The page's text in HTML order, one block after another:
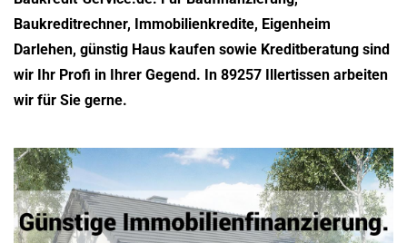
Baukreditrechner, Immobilienkredite, Eigenheim
Darlehen, günstig Haus kaufen sowie Kreditberatung sind
wir Ihr Profi in Ihrer Gegend. In 89257 Illertissen arbeiten
wir für Sie gerne.